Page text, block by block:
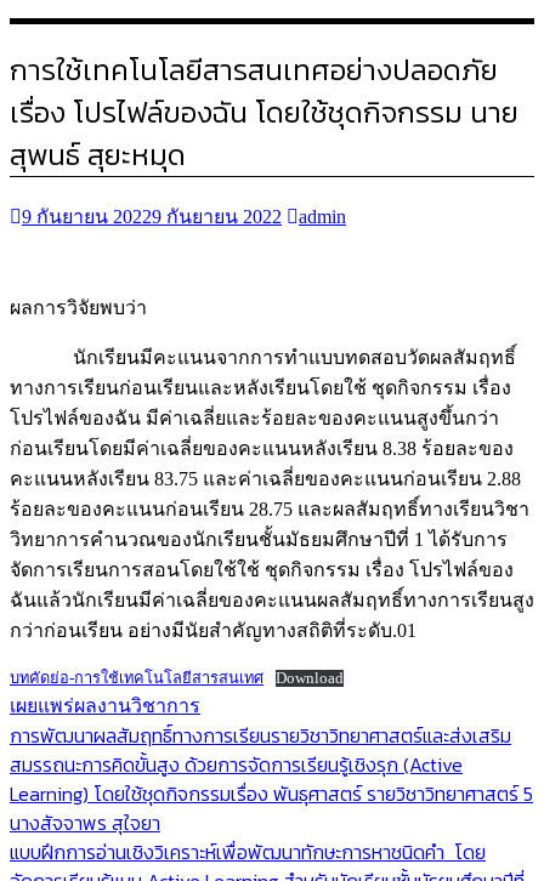
การใช้เทคโนโลยีสารสนเทศอย่างปลอดภัย
เรื่อง โปรไฟล์ของฉัน โดยใช้ชุดกิจกรรม นาย
สุพนธ์ สุยะหมุด
9 กันยายน 20229 กันยายน 2022 admin
ผลการวิจัยพบว่า
นักเรียนมีคะแนนจากการทำแบบทดสอบวัดผลสัมฤทธิ์
ทางการเรียนก่อนเรียนและหลังเรียนโดยใช้ ชุดกิจกรรม เรื่อง
โปรไฟล์ของฉัน มีค่าเฉลี่ยและร้อยละของคะแนนสูงขึ้นกว่า
ก่อนเรียนโดยมีค่าเฉลี่ยของคะแนนหลังเรียน 8.38 ร้อยละของ
คะแนนหลังเรียน 83.75 และค่าเฉลี่ยของคะแนนก่อนเรียน 2.88
ร้อยละของคะแนนก่อนเรียน 28.75 และผลสัมฤทธิ์ทางเรียนวิชา
วิทยาการคำนวณของนักเรียนชั้นมัธยมศึกษาปีที่ 1 ได้รับการ
จัดการเรียนการสอนโดยใช้ใช้ ชุดกิจกรรม เรื่อง โปรไฟล์ของ
ฉันแล้วนักเรียนมีค่าเฉลี่ยของคะแนนผลสัมฤทธิ์ทางการเรียนสูง
กว่าก่อนเรียน อย่างมีนัยสำคัญทางสถิติที่ระดับ.01
บทคัดย่อ-การใช้เทคโนโลยีสารสนเทศ Download
เผยแพร่ผลงานวิชาการ
แนะแนว
เรื่อง
การพัฒนาผลสัมฤทธิ์ทางการเรียนรายวิชาวิทยาศาสตร์และส่งเสริม
สมรรถนะการคิดขั้นสูง ด้วยการจัดการเรียนรู้เชิงรุก (Active
Learning) โดยใช้ชุดกิจกรรมเรื่อง พันธุศาสตร์ รายวิชาวิทยาศาสตร์ 5
นางสัจจาพร สุใจยา
แบบฝึกการอ่านเชิงวิเคราะห์เพื่อพัฒนาทักษะการหาชนิดคำ โดย